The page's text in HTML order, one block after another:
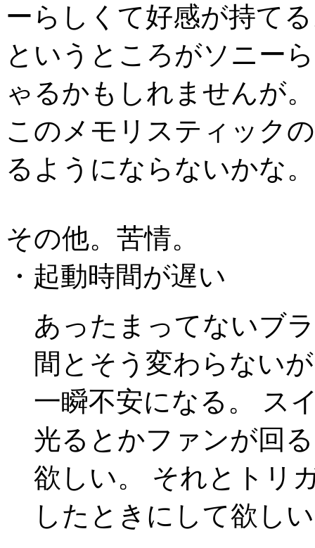
ーらしくて好感が持て
というところがソニー
ゃるかもしれませんが。
このメモリスティック
るようにならないかな
その他。苦情。
・起動時間が遅い
あったまってないブ
間とそう変わらない
一瞬不安になる。 ス
光るとかファンが回
欲しい。 それとトリ
したときにして欲し